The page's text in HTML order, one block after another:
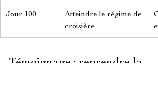
Jour 100
Atteindre le régime de
croisière
Témoignage : reprendre la